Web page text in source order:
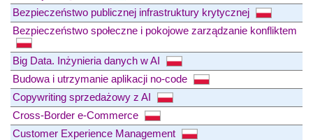
Bezpieczeństwo publicznej infrastruktury krytycznej
Bezpieczeństwo społeczne i pokojowe zarządzanie konfliktem
Big Data. Inżynieria danych w AI
Budowa i utrzymanie aplikacji no-code
Copywriting sprzedażowy z AI
Cross-Border e-Commerce
Customer Experience Management